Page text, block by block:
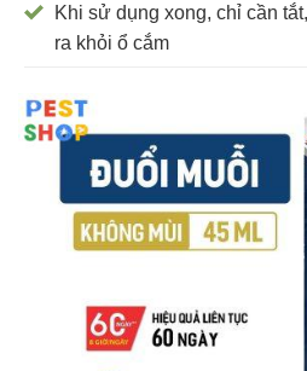
Khi sử dụng xong, chỉ cần
ra khỏi ổ cắm